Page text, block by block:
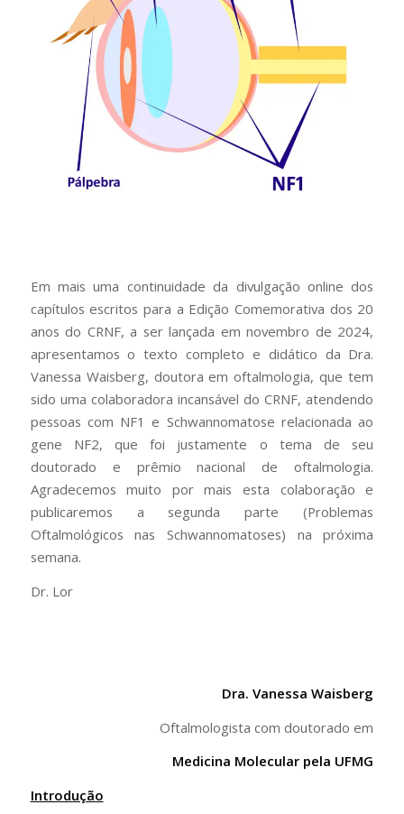
Em mais uma continuidade da divulgação online dos
capítulos escritos para a Edição Comemorativa dos 20
anos do CRNF, a ser lançada em novembro de 2024,
apresentamos o texto completo e didático da Dra.
Vanessa Waisberg, doutora em oftalmologia, que tem
sido uma colaboradora incansável do CRNF, atendendo
pessoas com NF1 e Schwannomatose relacionada ao
gene NF2, que foi justamente o tema de seu
doutorado e prêmio nacional de oftalmologia.
Agradecemos muito por mais esta colaboração e
publicaremos a segunda parte (Problemas
Oftalmológicos nas Schwannomatoses) na próxima
semana.
Dr. Lor
Dra. Vanessa Waisberg
Oftalmologista com doutorado em
Medicina Molecular pela UFMG
Introdução